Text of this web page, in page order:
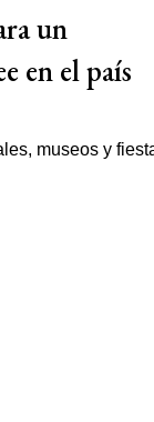
un
en el país